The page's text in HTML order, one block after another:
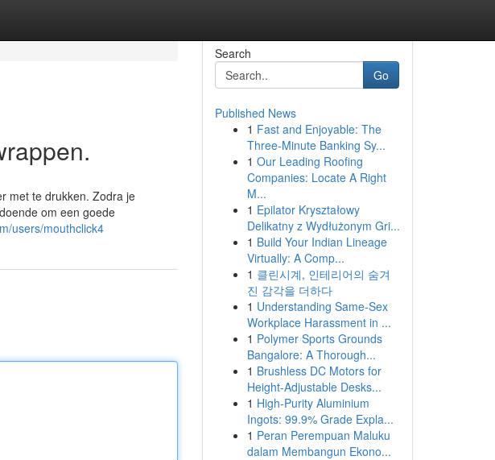
met te drukken. Zodra je
om een goede
users/mouthclick4
Search
Go
Published News
1 Fast and Enjoyable: The
Three-Minute Banking Sy...
1 Our Leading Roofing
Companies: Locate A Right
M...
1 Epilator Kryształowy
Delikatny z Wydłużonym Gri...
1 Build Your Indian Lineage
Virtually: A Comp...
1 클린시계, 인테리어의 숨겨
진 감각을 더하다
1 Understanding Same-Sex
Workplace Harassment in ...
1 Polymer Sports Grounds
Bangalore: A Thorough...
1 Brushless DC Motors for
Height-Adjustable Desks...
1 High-Purity Aluminium
Ingots: 99.9% Grade Expla...
1 Peran Perempuan Maluku
dalam Membangun Ekono...